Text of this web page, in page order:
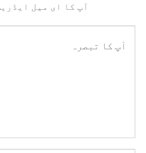
آپ کا ای میل